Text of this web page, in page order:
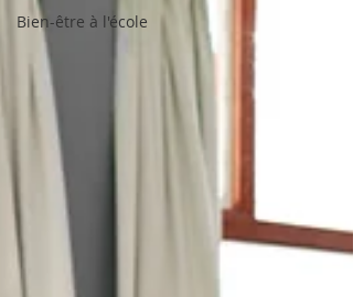
Bien-être à l'école